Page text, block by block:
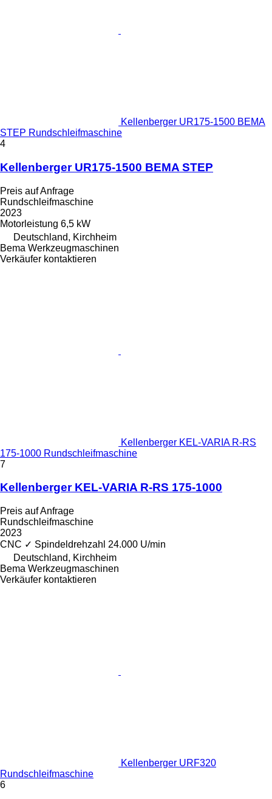
Kellenberger UR175-1500 BEMA
STEP Rundschleifmaschine
4
Kellenberger UR175-1500 BEMA STEP
Preis auf Anfrage
Rundschleifmaschine
2023
Motorleistung 6,5 kW
Deutschland, Kirchheim
Bema Werkzeugmaschinen
Verkäufer kontaktieren
Kellenberger KEL-VARIA R-RS
175-1000 Rundschleifmaschine
7
Kellenberger KEL-VARIA R-RS 175-1000
Preis auf Anfrage
Rundschleifmaschine
2023
CNC ✓ Spindeldrehzahl 24.000 U/min
Deutschland, Kirchheim
Bema Werkzeugmaschinen
Verkäufer kontaktieren
Kellenberger URF320
Rundschleifmaschine
6